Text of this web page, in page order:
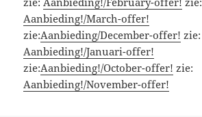
Aanbieding!/March-offer!
zie:Aanbieding/December-offer! zie:
Aanbieding!/Januari-offer!
zie:Aanbieding!/October-offer! zie:
Aanbieding!/November-offer!